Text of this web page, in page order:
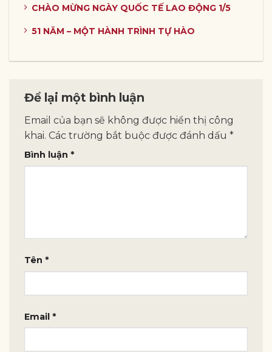
CHÀO MỪNG NGÀY QUỐC TẾ LAO ĐỘNG 1/5
51 NĂM – MỘT HÀNH TRÌNH TỰ HÀO
Để lại một bình luận
Email của bạn sẽ không được hiển thị công
khai. Các trường bắt buộc được đánh dấu *
Bình luận *
Tên *
Email *